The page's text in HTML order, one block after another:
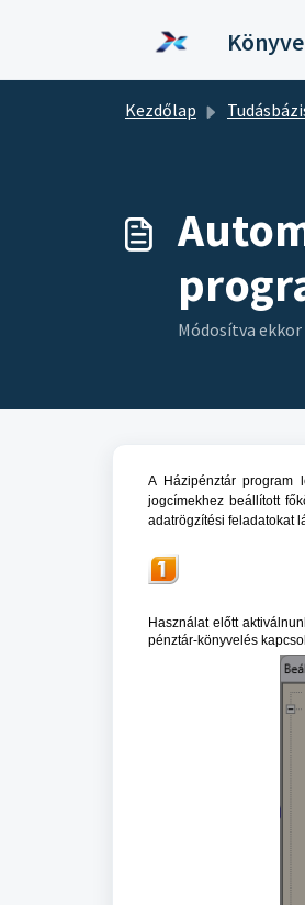
Kezdőlap
Módosítva ekkor
A Házipénztár program
jogcímekhez beállított
adatrögzítési feladatokat
Használat előtt
pénztár-könyvelés